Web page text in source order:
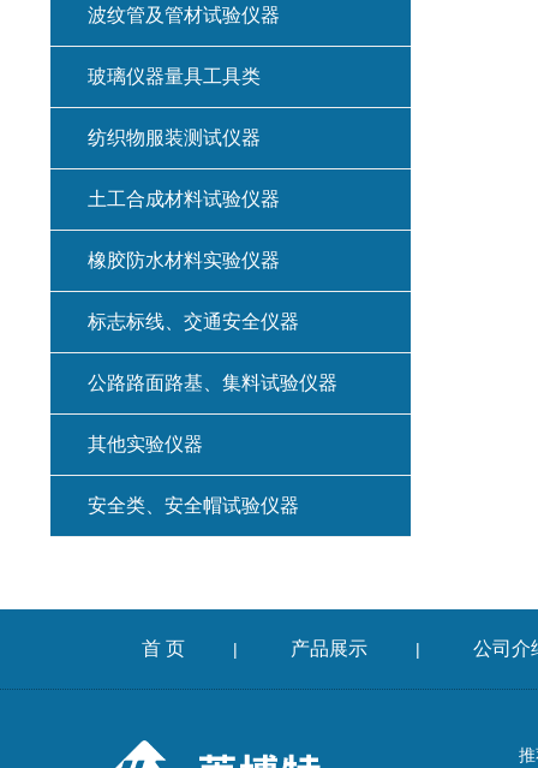
波纹管及管材试验仪器
玻璃仪器量具工具类
纺织物服装测试仪器
土工合成材料试验仪器
橡胶防水材料实验仪器
标志标线、交通安全仪器
公路路面路基、集料试验仪器
其他实验仪器
安全类、安全帽试验仪器
首 页 | 产品展示 | 公司介